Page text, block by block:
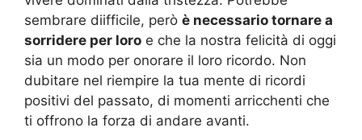
sembrare diifficile, però è necessario tornare a
sorridere per loro e che la nostra felicità di oggi
sia un modo per onorare il loro ricordo. Non
dubitare nel riempire la tua mente di ricordi
positivi del passato, di momenti arricchenti che
ti offrono la forza di andare avanti.